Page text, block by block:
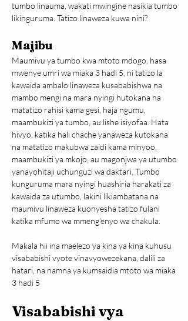
tumbo linauma, wakati mwingine nasikia tumbo
likinguruma. Tatizo linaweza kuwa nini?
Majibu
Maumivu ya tumbo kwa mtoto mdogo, hasa
mwenye umri wa miaka 3 hadi 5, ni tatizo la
kawaida ambalo linaweza kusababishwa na
mambo mengi na mara nyingi hutokana na
matatizo rahisi kama gesi, haja ngumu,
maambukizi ya tumbo, au lishe isiyofaa. Hata
hivyo, katika hali chache yanaweza kutokana
na matatizo makubwa zaidi kama minyoo,
maambukizi ya mkojo, au magonjwa ya utumbo
yanayohitaji uchunguzi wa daktari. Tumbo
kunguruma mara nyingi huashiria harakati za
kawaida za utumbo, lakini likiambatana na
maumivu linaweza kuonyesha tatizo fulani
katika mfumo wa mmeng’enyo wa chakula.
Makala hii ina maelezo ya kina ya kina kuhusu
visababishi vyote vinavyowezekana, dalili za
hatari, na namna ya kumsaidia mtoto wa miaka
3 hadi 5
Visababishi vya